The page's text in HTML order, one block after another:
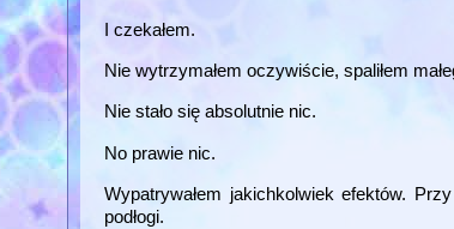
I czekałem.
Nie wytrzymałem oczywiście, spaliłem
Nie stało się absolutnie nic.
No prawie nic.
Wypatrywałem jakichkolwiek efektów.
podłogi.